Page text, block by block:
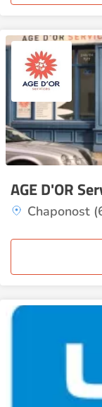
AGE D'OR
Chaponost